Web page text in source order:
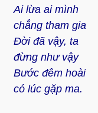
Ai lừa ai mình
chẳng tham gia
Đời đã vậy, ta
đừng như vậy
Bước đêm hoài
có lúc gặp ma.